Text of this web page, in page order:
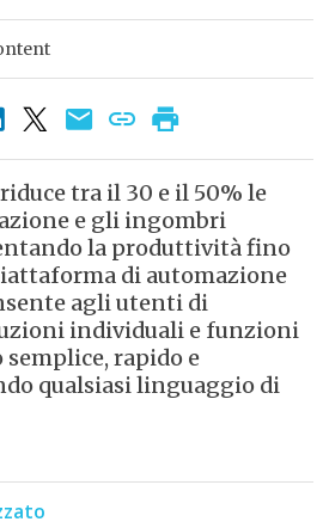
tra il 30 e il 50% le
e gli ingombri
la produttività fino
di automazione
agli utenti di
individuali e funzioni
rapido e
qualsiasi linguaggio di